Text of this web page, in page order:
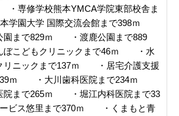
専修学校熊本YMCA学院東部校舎ま
園大学 国際交流会館まで398ｍ
園まで829ｍ ・渡鹿公園まで889
こどもクリニックまで46ｍ ・水
リニックまで137ｍ ・居宅介護支援
ｍ ・大川歯科医院まで234ｍ
院まで265ｍ ・堀江内科医院まで33
ス悠里まで370ｍ ・くまもと青